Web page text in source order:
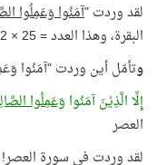
لقد وردت "آمَنُوا وَعَمِلُوا
البقرة، وهذا العدد = 25 × 12
وتأمّل أين وردت "آمَنُوا
إِلَّا الَّذِيْنَ آمَنُوا وَعَمِلُوا
العصر
لقد وردت في سورة العصر!